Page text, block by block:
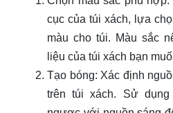
cục của túi xách, lựa
màu cho túi. Màu sắc
liệu của túi xách bạn
Tạo bóng: Xác định
trên túi xách. Sử